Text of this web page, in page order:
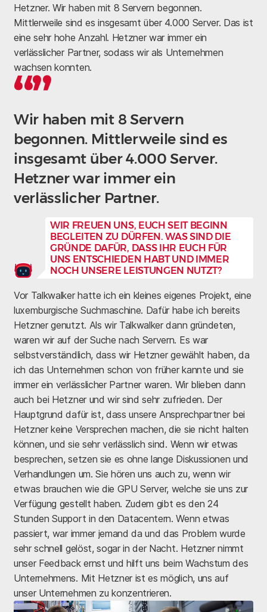
Hetzner. Wir haben mit 8 Servern begonnen.
Mittlerweile sind es insgesamt über 4.000 Server. Das ist
eine sehr hohe Anzahl. Hetzner war immer ein
verlässlicher Partner, sodass wir als Unternehmen
wachsen konnten.
Wir haben mit 8 Servern
begonnen. Mittlerweile sind es
insgesamt über 4.000 Server.
Hetzner war immer ein
verlässlicher Partner.
WIR FREUEN UNS, EUCH SEIT BEGINN
BEGLEITEN ZU DÜRFEN. WAS SIND DIE
GRÜNDE DAFÜR, DASS IHR EUCH FÜR
UNS ENTSCHIEDEN HABT UND IMMER
NOCH UNSERE LEISTUNGEN NUTZT?
Vor Talkwalker hatte ich ein kleines eigenes Projekt, eine
luxemburgische Suchmaschine. Dafür habe ich bereits
Hetzner genutzt. Als wir Talkwalker dann gründeten,
waren wir auf der Suche nach Servern. Es war
selbstverständlich, dass wir Hetzner gewählt haben, da
ich das Unternehmen schon von früher kannte und sie
immer ein verlässlicher Partner waren. Wir blieben dann
auch bei Hetzner und wir sind sehr zufrieden. Der
Hauptgrund dafür ist, dass unsere Ansprechpartner bei
Hetzner keine Versprechen machen, die sie nicht halten
können, und sie sehr verlässlich sind. Wenn wir etwas
besprechen, setzen sie es ohne lange Diskussionen und
Verhandlungen um. Sie hören uns auch zu, wenn wir
etwas brauchen wie die GPU Server, welche sie uns zur
Verfügung gestellt haben. Zudem gibt es den 24
Stunden Support in den Datacentern. Wenn etwas
passiert, war immer jemand da und das Problem wurde
sehr schnell gelöst, sogar in der Nacht. Hetzner nimmt
unser Feedback ernst und hilft uns beim Wachstum des
Unternehmens. Mit Hetzner ist es möglich, uns auf
unser Unternehmen zu konzentrieren.